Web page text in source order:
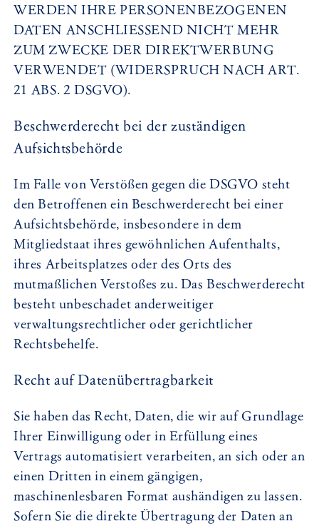
WERDEN IHRE PERSONENBEZOGENEN
DATEN ANSCHLIESSEND NICHT MEHR
ZUM ZWECKE DER DIREKTWERBUNG
VERWENDET (WIDERSPRUCH NACH ART.
21 ABS. 2 DSGVO).
Beschwerde­recht bei der zuständigen
Aufsichts­behörde
Im Falle von Verstößen gegen die DSGVO steht
den Betroffenen ein Beschwerderecht bei einer
Aufsichtsbehörde, insbesondere in dem
Mitgliedstaat ihres gewöhnlichen Aufenthalts,
ihres Arbeitsplatzes oder des Orts des
mutmaßlichen Verstoßes zu. Das Beschwerderecht
besteht unbeschadet anderweitiger
verwaltungsrechtlicher oder gerichtlicher
Rechtsbehelfe.
Recht auf Daten­übertrag­barkeit
Sie haben das Recht, Daten, die wir auf Grundlage
Ihrer Einwilligung oder in Erfüllung eines
Vertrags automatisiert verarbeiten, an sich oder an
einen Dritten in einem gängigen,
maschinenlesbaren Format aushändigen zu lassen.
Sofern Sie die direkte Übertragung der Daten an